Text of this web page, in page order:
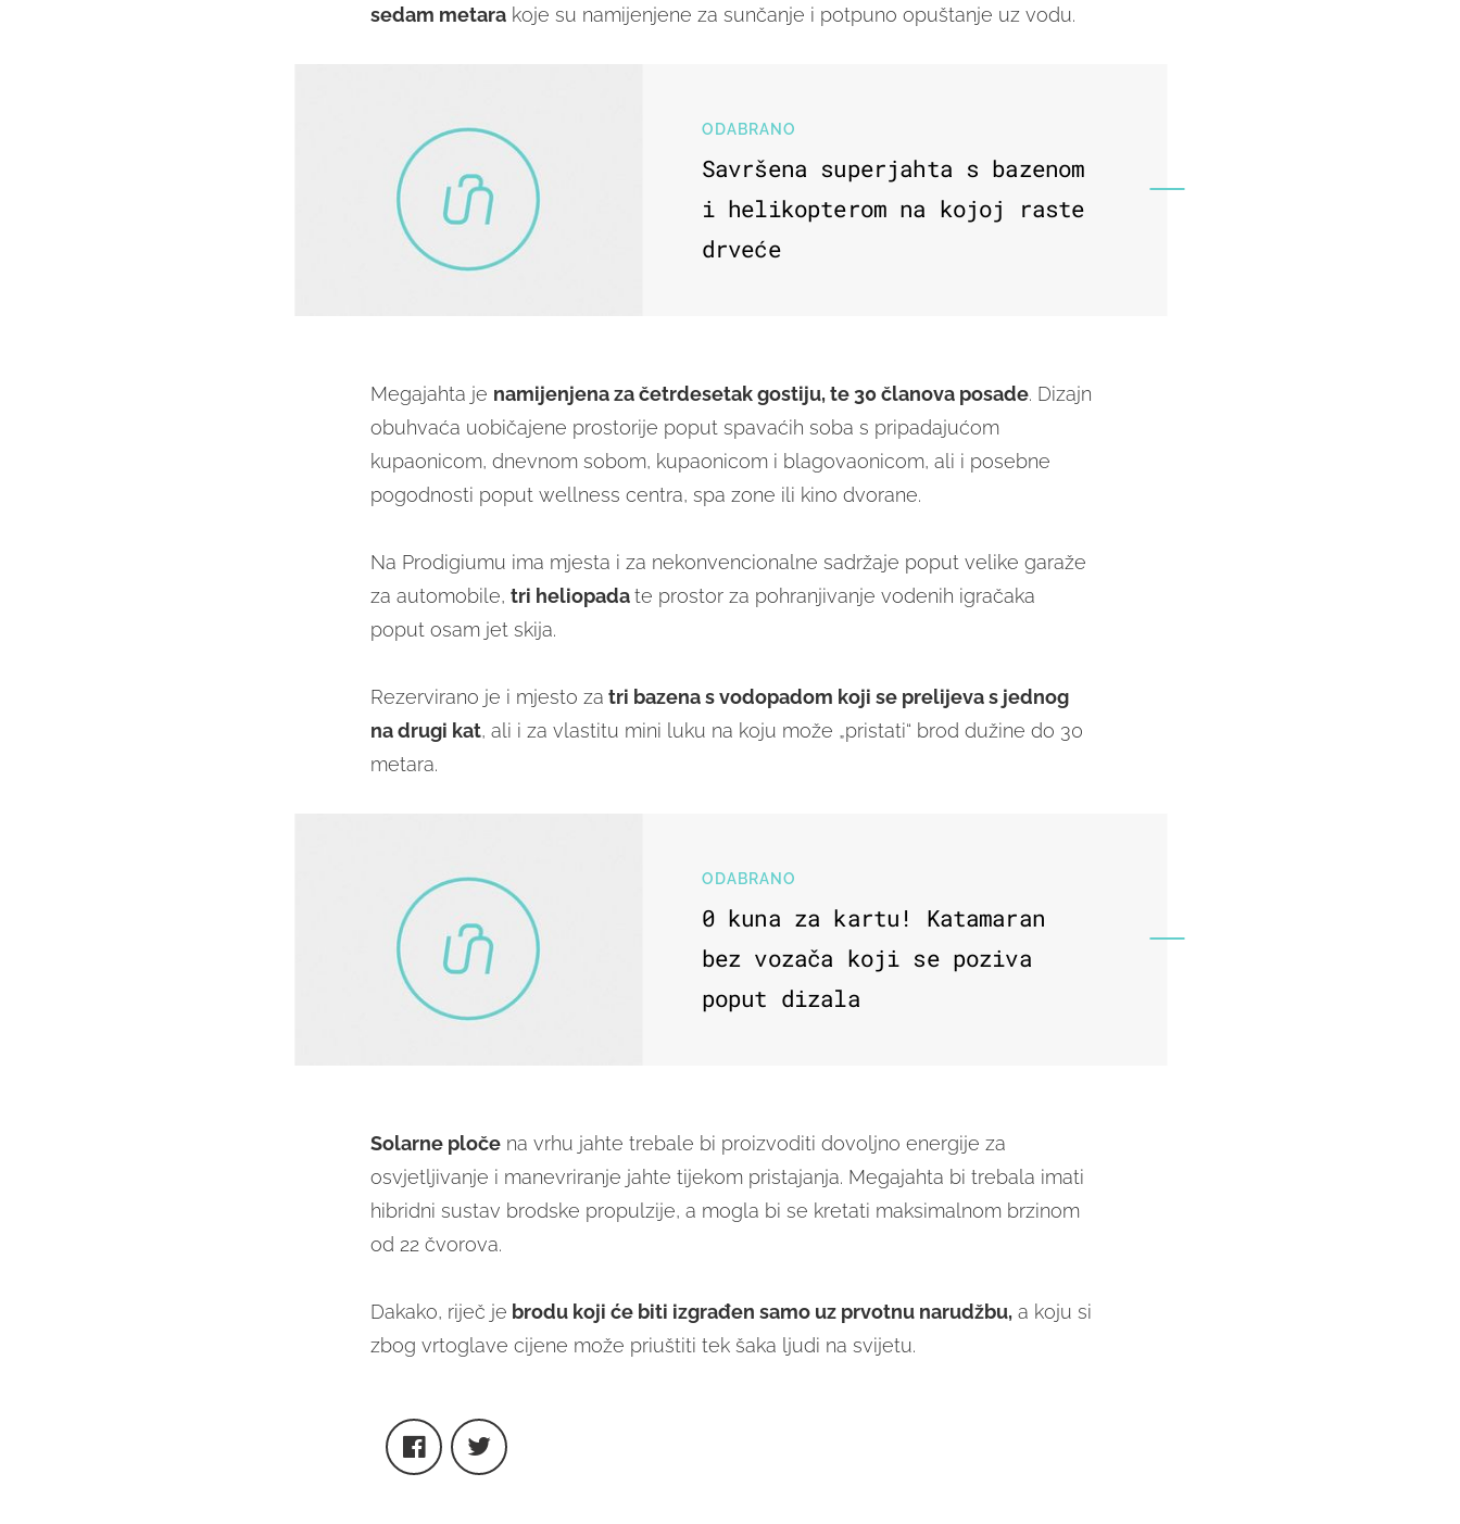
sedam metarakoje su namijenjene za sunčanje i potpuno opuštanje uz vodu.
ODABRANO
Savršena superjahta s bazenom
i helikopterom na kojoj raste
drveće
Megajahta je namijenjena za četrdesetak gostiju, te 30 članova posade. Dizajn
obuhvaća uobičajene prostorije poput spavaćih soba s pripadajućom
kupaonicom, dnevnom sobom, kupaonicom i blagovaonicom, ali i posebne
pogodnosti poput wellness centra, spa zone ili kino dvorane.
Na Prodigiumu ima mjesta i za nekonvencionalne sadržaje poput velike garaže
za automobile, tri heliopadate prostor za pohranjivanje vodenih igračaka
poput osam jet skija.
Rezervirano je i mjesto za tri bazena s vodopadom koji se prelijeva s jednog
na drugi kat, ali i za vlastitu mini luku na koju može „pristati“ brod dužine do 30
metara.
ODABRANO
0 kuna za kartu! Katamaran
bez vozača koji se poziva
poput dizala
Solarne pločena vrhu jahte trebale bi proizvoditi dovoljno energije za
osvjetljivanje i manevriranje jahte tijekom pristajanja. Megajahta bi trebala imati
hibridni sustav brodske propulzije, a mogla bi se kretati maksimalnom brzinom
od 22 čvorova.
Dakako, riječ je brodu koji će biti izgrađen samo uz prvotnu narudžbu,a koju si
zbog vrtoglave cijene može priuštiti tek šaka ljudi na svijetu.